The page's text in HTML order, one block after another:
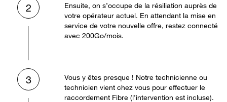
2
Ensuite, on s’occupe de la résiliation auprès de
votre opérateur actuel. En attendant la mise en
service de votre nouvelle offre, restez connecté
avec 200Go/mois.
3
Vous y êtes presque ! Notre technicienne ou
technicien vient chez vous pour effectuer le
raccordement Fibre (l’intervention est incluse).